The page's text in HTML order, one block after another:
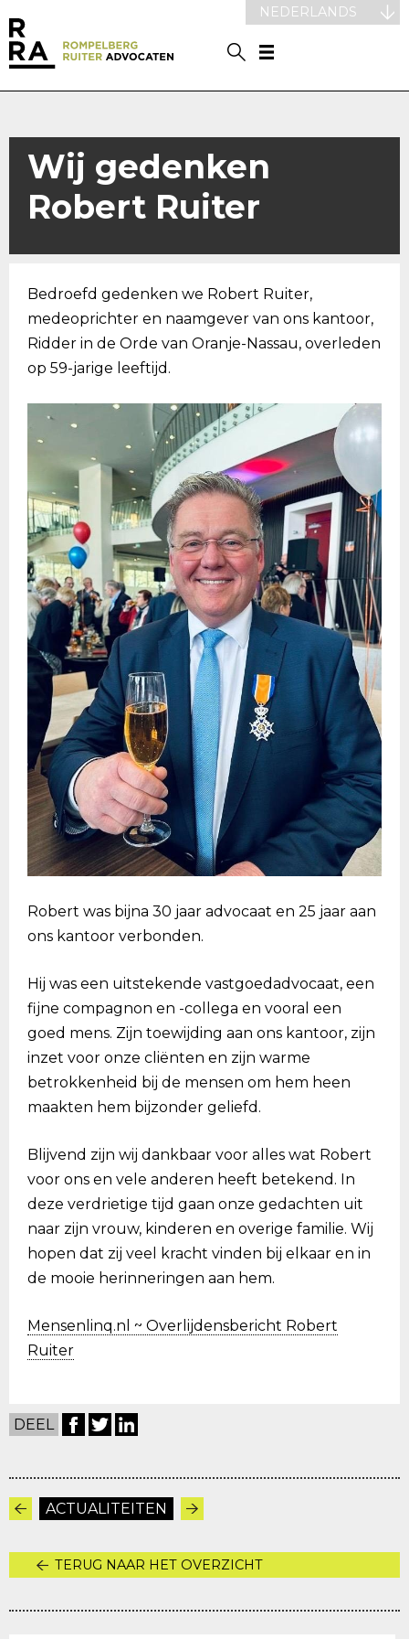
NEDERLANDS
Wij gedenken
Robert Ruiter
Bedroefd gedenken we Robert Ruiter,
medeoprichter en naamgever van ons kantoor,
Ridder in de Orde van Oranje-Nassau, overleden
op 59-jarige leeftijd.
Robert was bijna 30 jaar advocaat en 25 jaar aan
ons kantoor verbonden.
Hij was een uitstekende vastgoedadvocaat, een
fijne compagnon en -collega en vooral een
goed mens. Zijn toewijding aan ons kantoor, zijn
inzet voor onze cliënten en zijn warme
betrokkenheid bij de mensen om hem heen
maakten hem bijzonder geliefd.
Blijvend zijn wij dankbaar voor alles wat Robert
voor ons en vele anderen heeft betekend. In
deze verdrietige tijd gaan onze gedachten uit
naar zijn vrouw, kinderen en overige familie. Wij
hopen dat zij veel kracht vinden bij elkaar en in
de mooie herinneringen aan hem.
Mensenlinq.nl ~ Overlijdensbericht Robert
Ruiter
DEEL
ACTUALITEITEN
TERUG NAAR HET OVERZICHT